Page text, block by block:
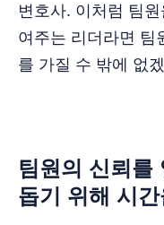
변호사. 이처럼 팀
여주는 리더라면 팀
를 가질 수 밖에 없
팀원의 신뢰
돕기 위해 시